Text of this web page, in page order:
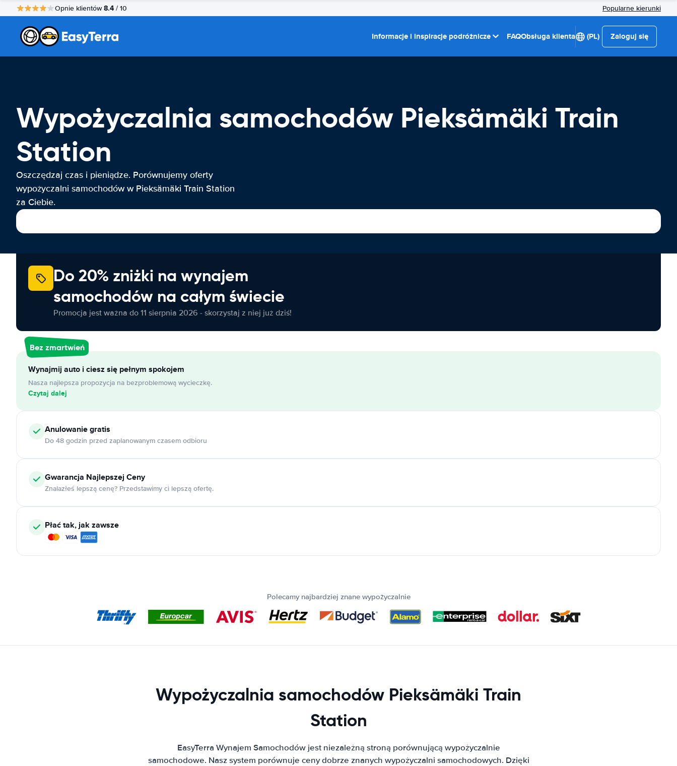
Opnie klientów8.4 / 10 Popularne kierunki
Informacje i inspiracje podróżnicze FAQObsługa klienta (PL) Zaloguj się
Wypożyczalnia samochodów Pieksämäki Train
Station
Oszczędzaj czas i pieniądze. Porównujemy oferty
wypożyczalni samochodów w Pieksämäki Train Station
za Ciebie.
Do 20% zniżki na wynajem
samochodów na całym świecie
Promocja jest ważna do 11 sierpnia 2026 - skorzystaj z niej już dziś!
Bez zmartwień
Wynajmij auto i ciesz się pełnym spokojem
Nasza najlepsza propozycja na bezproblemową wycieczkę.
Czytaj dalej
Anulowaniegratis
Do 48 godzin przed zaplanowanym czasem odbioru
Gwarancja Najlepszej Ceny
Znalazłeś lepszą cenę? Przedstawimy ci lepszą ofertę.
Płać tak, jak zawsze
Polecamy najbardziej znane wypożyczalnie
Wypożyczalnia samochodów Pieksämäki Train
Station
EasyTerra Wynajem Samochodów jest niezależną stroną porównującą wypożyczalnie
samochodowe. Nasz system porównuje ceny dobrze znanych wypożyczalni samochodowych. Dzięki